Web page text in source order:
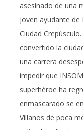
asesinado de una
joven ayudante de
Ciudad
convertido la
una carrera
impedir que
superhéroe ha
enmascarado se
Villanos de poca